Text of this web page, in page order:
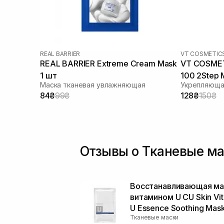
Чайное дерево(3)
REAL BARRIER
REAL BARRIER Extreme Cream Mask
1 шт
Маска тканевая увлажняющая
84₴99₴
VT
VT
100 2Step
128₴150₴
Отзывы о Тканевые
Восстанавливающая
витамином U CU Skin
U Essence Soothing
Тканевые маски